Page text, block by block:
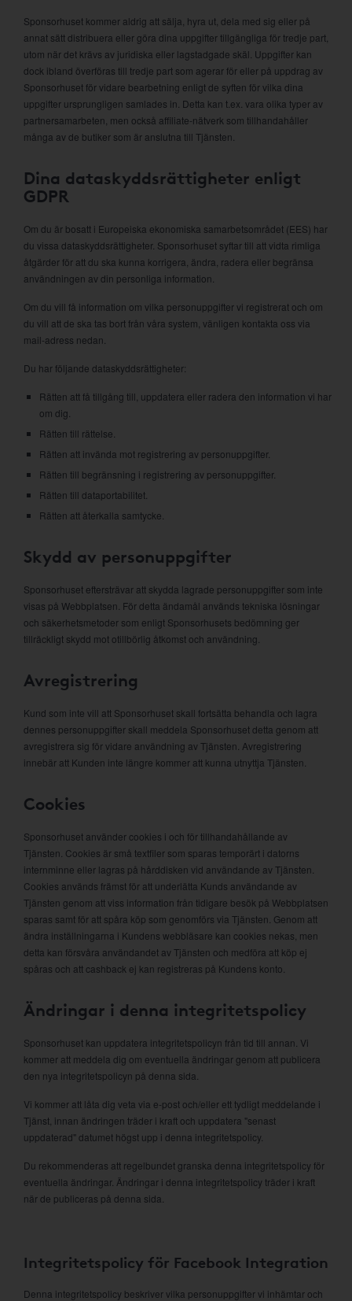
Sponsorhuset kommer aldrig att sälja, hyra ut, dela med sig eller på
annat sätt distribuera eller göra dina uppgifter tillgängliga för tredje part,
utom när det krävs av juridiska eller lagstadgade skäl. Uppgifter kan
dock ibland överföras till tredje part som agerar för eller på uppdrag av
Sponsorhuset för vidare bearbetning enligt de syften för vilka dina
uppgifter ursprungligen samlades in. Detta kan t.ex. vara olika typer av
partnersamarbeten, men också affiliate-nätverk som tillhandahåller
många av de butiker som är anslutna till Tjänsten.
Dina dataskyddsrättigheter enligt
GDPR
Om du är bosatt i Europeiska ekonomiska samarbetsområdet (EES) har
du vissa dataskyddsrättigheter. Sponsorhuset syftar till att vidta rimliga
åtgärder för att du ska kunna korrigera, ändra, radera eller begränsa
användningen av din personliga information.
Om du vill få information om vilka personuppgifter vi registrerat och om
du vill att de ska tas bort från våra system, vänligen kontakta oss via
mail-adress nedan.
Du har följande dataskyddsrättigheter:
Rätten att få tillgång till, uppdatera eller radera den information vi har
om dig.
Rätten till rättelse.
Rätten att invända mot registrering av personuppgifter.
Rätten till begränsning i registrering av personuppgifter.
Rätten till dataportabilitet.
Rätten att återkalla samtycke.
Skydd av personuppgifter
Sponsorhuset eftersträvar att skydda lagrade personuppgifter som inte
visas på Webbplatsen. För detta ändamål används tekniska lösningar
och säkerhetsmetoder som enligt Sponsorhusets bedömning ger
tillräckligt skydd mot otillbörlig åtkomst och användning.
Avregistrering
Kund som inte vill att Sponsorhuset skall fortsätta behandla och lagra
dennes personuppgifter skall meddela Sponsorhuset detta genom att
avregistrera sig för vidare användning av Tjänsten. Avregistrering
innebär att Kunden inte längre kommer att kunna utnyttja Tjänsten.
Cookies
Sponsorhuset använder cookies i och för tillhandahållande av
Tjänsten. Cookies är små textfiler som sparas temporärt i datorns
internminne eller lagras på hårddisken vid användande av Tjänsten.
Cookies används främst för att underlätta Kunds användande av
Tjänsten genom att viss information från tidigare besök på Webbplatsen
sparas samt för att spåra köp som genomförs via Tjänsten. Genom att
ändra inställningarna i Kundens webbläsare kan cookies nekas, men
detta kan försvåra användandet av Tjänsten och medföra att köp ej
spåras och att cashback ej kan registreras på Kundens konto.
Ändringar i denna integritetspolicy
Sponsorhuset kan uppdatera integritetspolicyn från tid till annan. Vi
kommer att meddela dig om eventuella ändringar genom att publicera
den nya integritetspolicyn på denna sida.
Vi kommer att låta dig veta via e-post och/eller ett tydligt meddelande i
Tjänst, innan ändringen träder i kraft och uppdatera "senast
uppdaterad" datumet högst upp i denna integritetspolicy.
Du rekommenderas att regelbundet granska denna integritetspolicy för
eventuella ändringar. Ändringar i denna integritetspolicy träder i kraft
när de publiceras på denna sida.
Integritetspolicy för Facebook Integration
Denna integritetspolicy beskriver vilka personuppgifter vi inhämtar och